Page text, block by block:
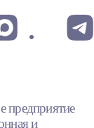
предприятие
и